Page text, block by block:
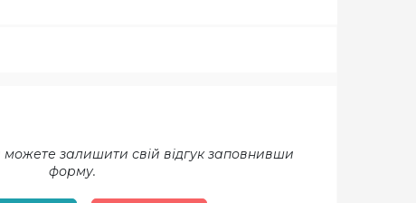
можете залишити свій відгук заповнивши
форму.